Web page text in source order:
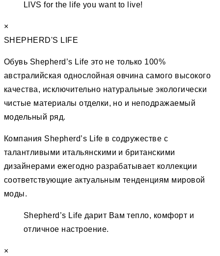
LIVS for the life you want to live!
×
SHEPHERD'S LIFE
Обувь Shepherd’s Life это не только 100%
австралийская однослойная овчина самого высокого
качества, исключительно натуральные экологически
чистые материалы отделки, но и неподражаемый
модельный ряд.
Компания Shepherd’s Life в содружестве с
талантливыми итальянскими и британскими
дизайнерами ежегодно разрабатывает коллекции
соответствующие актуальным тенденциям мировой
моды.
Shepherd’s Life дарит Вам тепло, комфорт и
отличное настроение.
×